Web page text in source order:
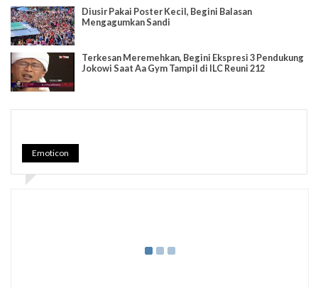
Diusir Pakai Poster Kecil, Begini Balasan
Mengagumkan Sandi
Terkesan Meremehkan, Begini Ekspresi 3 Pendukung
Jokowi Saat Aa Gym Tampil di ILC Reuni 212
Emoticon